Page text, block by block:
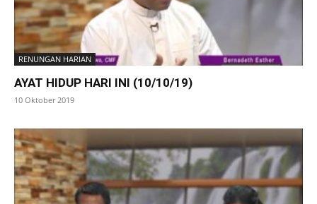
RENUNGAN HARIAN
AYAT HIDUP HARI INI (10/10/19)
10 Oktober 2019